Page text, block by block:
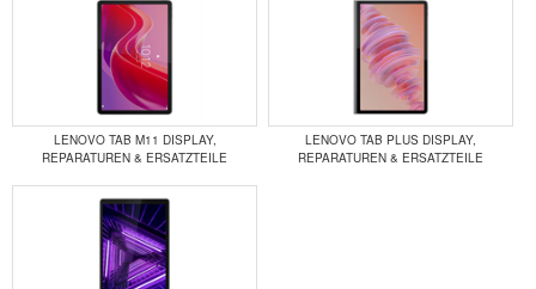
LENOVO TAB M11 DISPLAY,
REPARATUREN & ERSATZTEILE
LENOVO TAB PLUS DISPLAY,
REPARATUREN & ERSATZTEILE